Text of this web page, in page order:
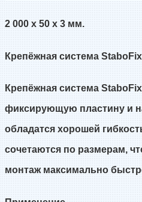
2 000 x 50 x 3 мм.
Крепёжная система StaboFix
Крепёжная система
фиксирующую пластину и
обладатся хорошей
сочетаются по размерам,
монтаж максимально